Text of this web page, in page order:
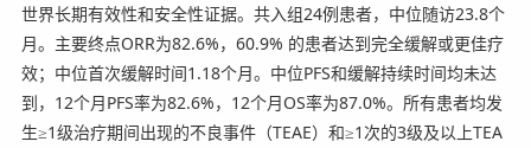
世界长期有效性和安全性证据。共入组24例患者，中位随访23.8个
月。主要终点ORR为82.6%，60.9% 的患者达到完全缓解或更佳疗
效；中位首次缓解时间1.18个月。中位PFS和缓解持续时间均未达
到，12个月PFS率为82.6%，12个月OS率为87.0%。所有患者均发
生≥1级治疗期间出现的不良事件（TEAE）和≥1次的3级及以上TEA